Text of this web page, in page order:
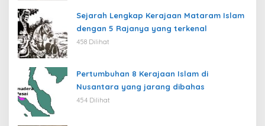
Sejarah Lengkap Kerajaan Mataram Islam
dengan 5 Rajanya yang terkenal
458 Dilihat
Pertumbuhan 8 Kerajaan Islam di
Nusantara yang jarang dibahas
454 Dilihat